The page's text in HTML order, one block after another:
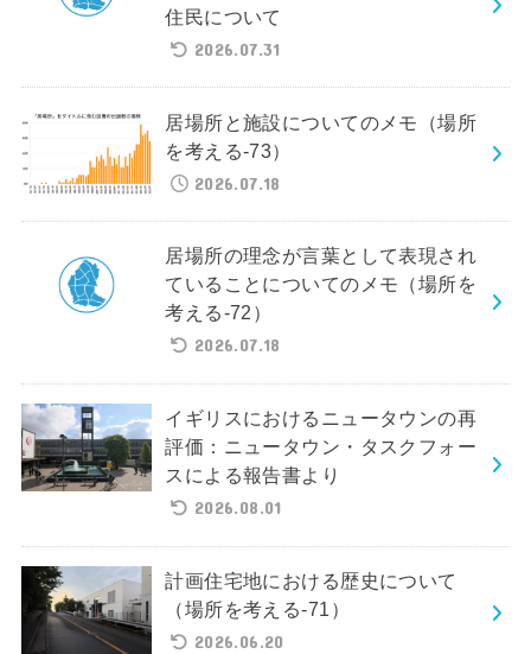
住民について
2026.07.31
居場所と施設についてのメモ（場所
を考える-73）
2026.07.18
居場所の理念が言葉として表現され
ていることについてのメモ（場所を
考える-72）
2026.07.18
イギリスにおけるニュータウンの再
評価：ニュータウン・タスクフォー
スによる報告書より
2026.08.01
計画住宅地における歴史について
（場所を考える-71）
2026.06.20